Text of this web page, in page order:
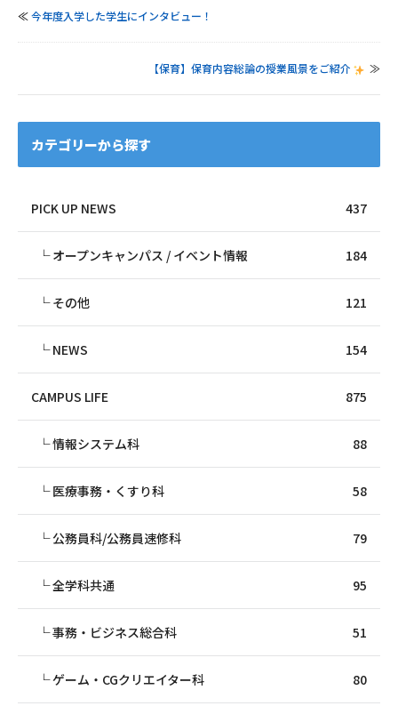
≪今年度入学した学生にインタビュー！
【保育】保育内容総論の授業風景をご紹介 ≫
カテゴリーから探す
PICK UP NEWS 437
オープンキャンパス / イベント情報 184
その他 121
NEWS 154
CAMPUS LIFE 875
情報システム科 88
医療事務・くすり科 58
公務員科/公務員速修科 79
全学科共通 95
事務・ビジネス総合科 51
ゲーム・CGクリエイター科 80